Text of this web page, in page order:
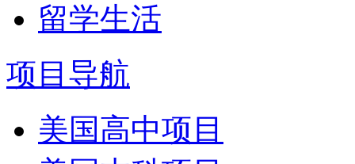
留学生活
项目导航
美国高中项目